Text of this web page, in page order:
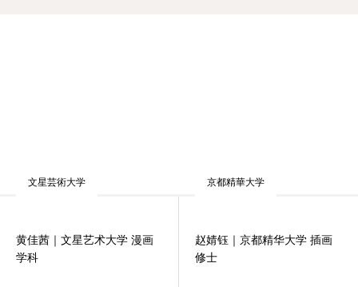
文星芸術大学
黄佳茜｜文星艺术大学 漫画
学科
京都精華大学
赵婧钰｜京都精华大学 插画
修士